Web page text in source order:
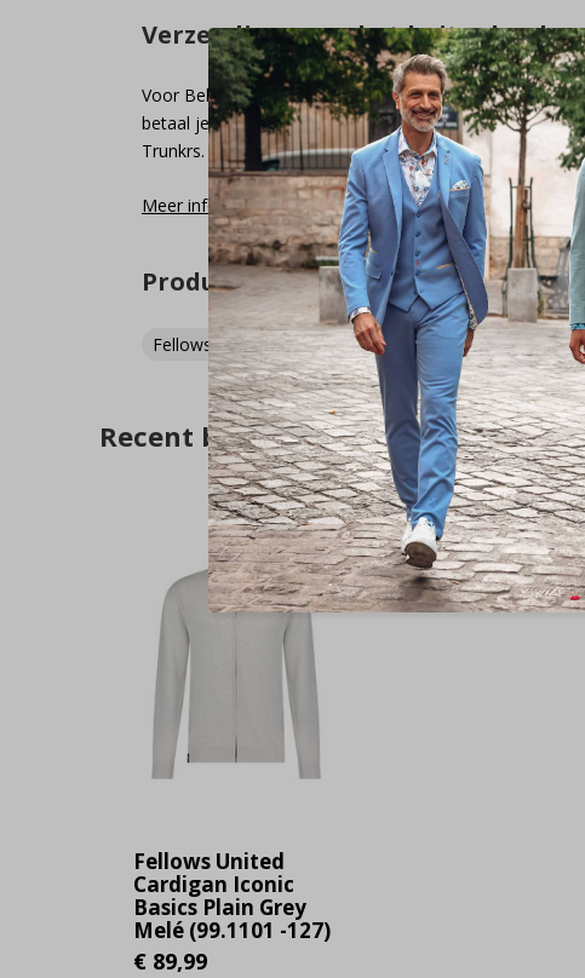
Verzending naar het buitenland
Voor België en Duitsland zijn de verzendkosten € 4,95.
betaal je geen verzendkosten. Onze verzendpartner
Trunkrs.
Meer informatie
Product tags
Fellows United(179) SS23(808) Vesten(168)
Recent bekeken
Fellows United
Cardigan Iconic
Basics Plain Grey
Melé (99.1101 -127)
€ 89,99